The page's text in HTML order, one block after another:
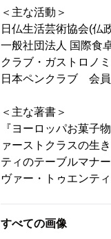
＜主な活動＞
日仏生活芸術協会(
一般社団法人 国際食
クラブ・ガストロノ
日本ペンクラブ 会
＜主な著書＞
『ヨーロッパお菓子
ァーストクラスの生
ティのテーブルマナ
ヴァー・トゥエンテ
すべての画像